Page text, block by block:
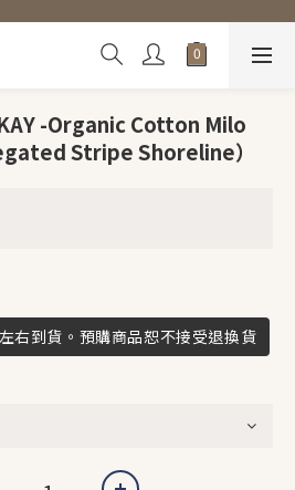
KAY -Organic Cotton Milo
Stripe Shoreline）
右到貨。預購商品恕不接受退換貨